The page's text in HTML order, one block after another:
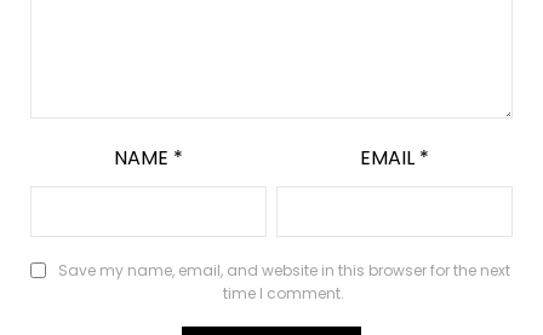
NAME * EMAIL *
Save my name, email, and website in this browser for the next
time I comment.